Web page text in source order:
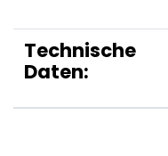
Technische
Daten: